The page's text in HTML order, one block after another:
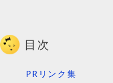
目次
PRリンク集